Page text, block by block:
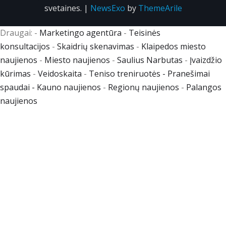
svetaines. | NewsExo by ThemeArile
Draugai: - Marketingo agentūra - Teisinės
konsultacijos - Skaidrių skenavimas - Klaipedos miesto
naujienos - Miesto naujienos - Saulius Narbutas - Įvaizdžio
kūrimas - Veidoskaita - Teniso treniruotės - Pranešimai
spaudai - Kauno naujienos - Regionų naujienos - Palangos
naujienos